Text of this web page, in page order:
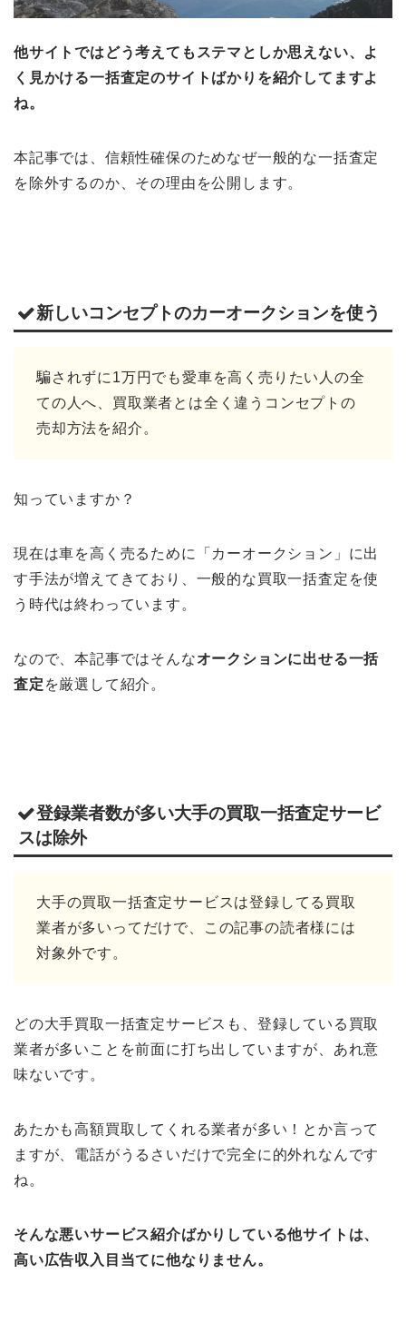
他サイトではどう考えてもステマとしか思えない、よ
く見かける一括査定のサイトばかりを紹介してますよ
ね。
本記事では、信頼性確保のためなぜ一般的な一括査定
を除外するのか、その理由を公開します。
新しいコンセプトのカーオークションを使う
騙されずに1万円でも愛車を高く売りたい人の全
ての人へ、買取業者とは全く違うコンセプトの
売却方法を紹介。
知っていますか？
現在は車を高く売るために「カーオークション」に出
す手法が増えてきており、一般的な買取一括査定を使
う時代は終わっています。
なので、本記事ではそんなオークションに出せる一括
査定 を厳選して紹介。
登録業者数が多い大手の買取一括査定サービ
スは除外
大手の買取一括査定サービスは登録してる買取
業者が多いってだけで、この記事の読者様には
対象外です。
どの大手買取一括査定サービスも、登録している買取
業者が多いことを前面に打ち出していますが、あれ意
味ないです。
あたかも高額買取してくれる業者が多い！とか言って
ますが、電話がうるさいだけで完全に的外れなんです
ね。
そんな悪いサービス紹介ばかりしている他サイトは、
高い広告収入目当てに他なりません。